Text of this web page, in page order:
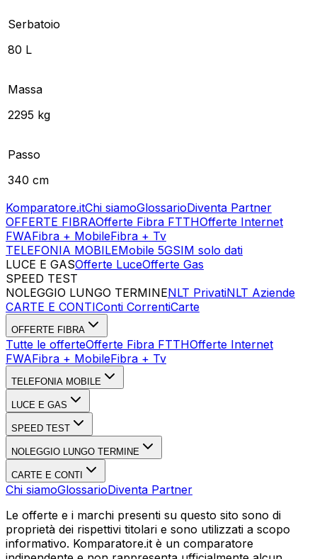
Serbatoio
80 L
Massa
2295 kg
Passo
340 cm
Komparatore.itChi siamoGlossarioDiventa Partner
OFFERTE FIBRAOfferte Fibra FTTHOfferte Internet
FWAFibra + MobileFibra + Tv
TELEFONIA MOBILEMobile 5GSIM solo dati
LUCE E GASOfferte LuceOfferte Gas
SPEED TEST
NOLEGGIO LUNGO TERMINENLT PrivatiNLT Aziende
CARTE E CONTIConti CorrentiCarte
OFFERTE FIBRA
Tutte le offerteOfferte Fibra FTTHOfferte Internet
FWAFibra + MobileFibra + Tv
TELEFONIA MOBILE
LUCE E GAS
SPEED TEST
NOLEGGIO LUNGO TERMINE
CARTE E CONTI
Chi siamoGlossarioDiventa Partner
Le offerte e i marchi presenti su questo sito sono di
proprietà dei rispettivi titolari e sono utilizzati a scopo
informativo. Komparatore.it è un comparatore